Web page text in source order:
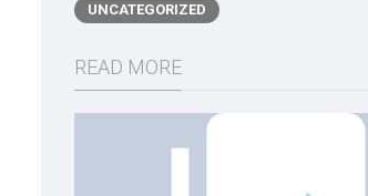
UNCATEGORIZED
READ MORE